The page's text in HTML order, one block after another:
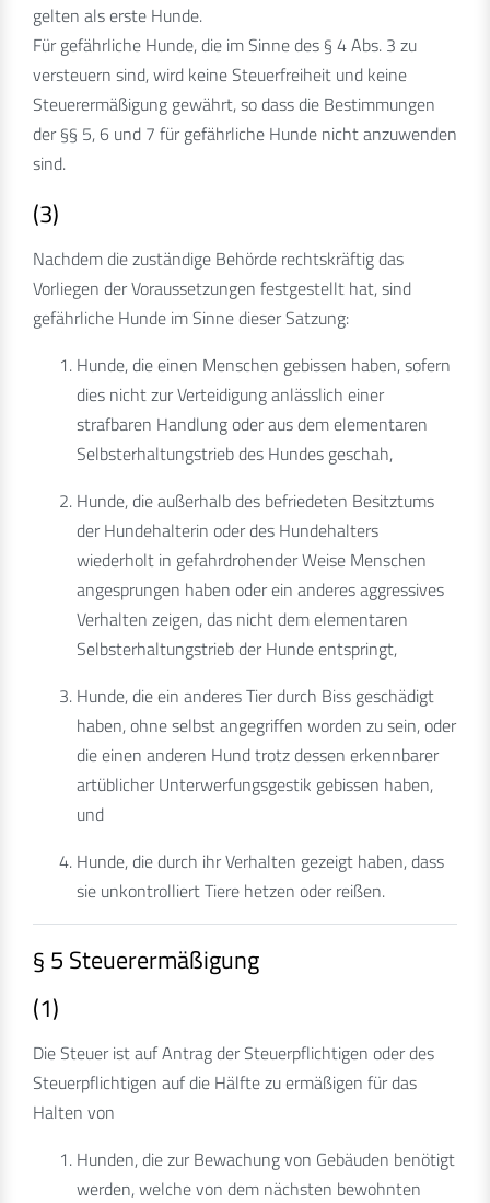
gelten als erste Hunde.
Für gefährliche Hunde, die im Sinne des § 4 Abs. 3 zu
versteuern sind, wird keine Steuerfreiheit und keine
Steuerermäßigung gewährt, so dass die Bestimmungen
der §§ 5, 6 und 7 für gefährliche Hunde nicht anzuwenden
sind.
(3)
Nachdem die zuständige Behörde rechtskräftig das
Vorliegen der Voraussetzungen festgestellt hat, sind
gefährliche Hunde im Sinne dieser Satzung:
Hunde, die einen Menschen gebissen haben, sofern
dies nicht zur Verteidigung anlässlich einer
strafbaren Handlung oder aus dem elementaren
Selbsterhaltungstrieb des Hundes geschah,
Hunde, die außerhalb des befriedeten Besitztums
der Hundehalterin oder des Hundehalters
wiederholt in gefahrdrohender Weise Menschen
angesprungen haben oder ein anderes aggressives
Verhalten zeigen, das nicht dem elementaren
Selbsterhaltungstrieb der Hunde entspringt,
Hunde, die ein anderes Tier durch Biss geschädigt
haben, ohne selbst angegriffen worden zu sein, oder
die einen anderen Hund trotz dessen erkennbarer
artüblicher Unterwerfungsgestik gebissen haben,
und
Hunde, die durch ihr Verhalten gezeigt haben, dass
sie unkontrolliert Tiere hetzen oder reißen.
§ 5 Steuerermäßigung
(1)
Die Steuer ist auf Antrag der Steuerpflichtigen oder des
Steuerpflichtigen auf die Hälfte zu ermäßigen für das
Halten von
Hunden, die zur Bewachung von Gebäuden benötigt
werden, welche von dem nächsten bewohnten